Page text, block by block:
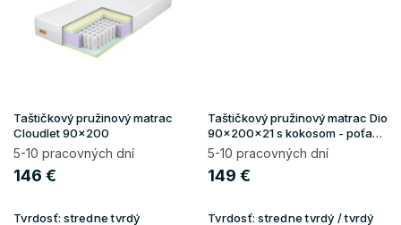
Taštičkový pružinový matrac
Cloudlet 90x200
5-10 pracovných dní
146 €
Tvrdosť: stredne tvrdý
Taštičkový pružinový matrac Dio
90x200x21 s kokosom - poťah
Gold
5-10 pracovných dní
149 €
Tvrdosť: stredne tvrdý / tvrdý